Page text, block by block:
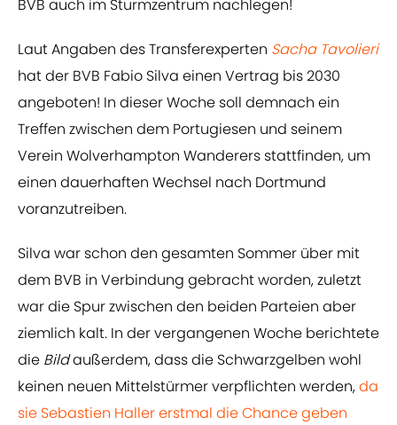
BVB auch im Sturmzentrum nachlegen!
Laut Angaben des Transferexperten Sacha Tavolieri
hat der BVB Fabio Silva einen Vertrag bis 2030
angeboten! In dieser Woche soll demnach ein
Treffen zwischen dem Portugiesen und seinem
Verein Wolverhampton Wanderers stattfinden, um
einen dauerhaften Wechsel nach Dortmund
voranzutreiben.
Silva war schon den gesamten Sommer über mit
dem BVB in Verbindung gebracht worden, zuletzt
war die Spur zwischen den beiden Parteien aber
ziemlich kalt. In der vergangenen Woche berichtete
die Bildaußerdem, dass die Schwarzgelben wohl
keinen neuen Mittelstürmer verpflichten werden,da
sie Sebastien Haller erstmal die Chance geben